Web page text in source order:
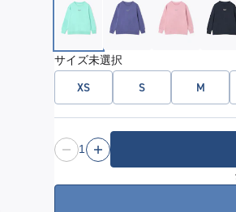
サイズ未選択
XS S M
1